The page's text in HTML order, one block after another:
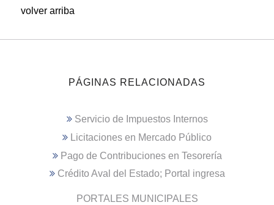
volver arriba
PÁGINAS RELACIONADAS
Servicio de Impuestos Internos
Licitaciones en Mercado Público
Pago de Contribuciones en Tesorería
Crédito Aval del Estado; Portal ingresa
PORTALES MUNICIPALES